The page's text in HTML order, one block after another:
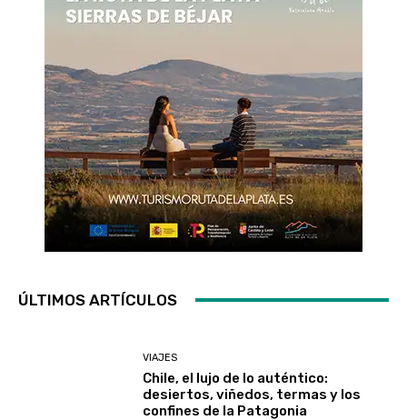
ÚLTIMOS ARTÍCULOS
VIAJES
Chile, el lujo de lo auténtico:
desiertos, viñedos, termas y los
confines de la Patagonia